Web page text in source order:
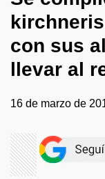
con sus
llevar al
16 de marzo de